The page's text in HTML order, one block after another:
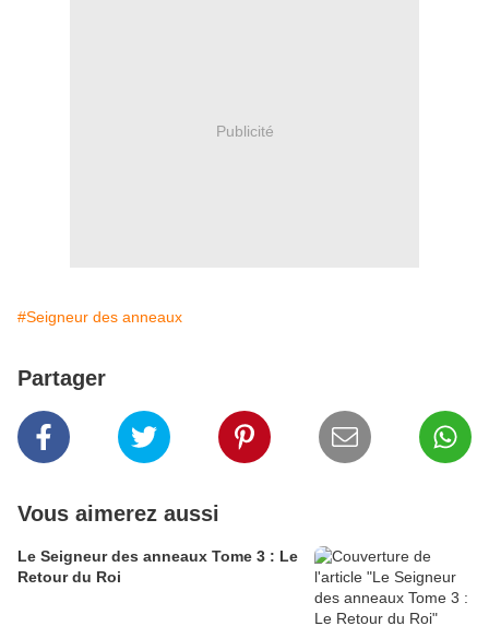
Publicité
#Seigneur des anneaux
Partager
Vous aimerez aussi
Le Seigneur des anneaux Tome 3 : Le
Retour du Roi